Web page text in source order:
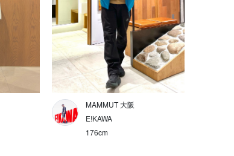
MAMMUT 大阪
E!KAWA
176cm